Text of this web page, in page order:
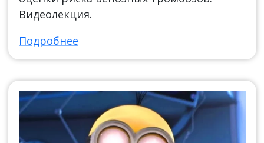
Видеолекция.
Подробнее